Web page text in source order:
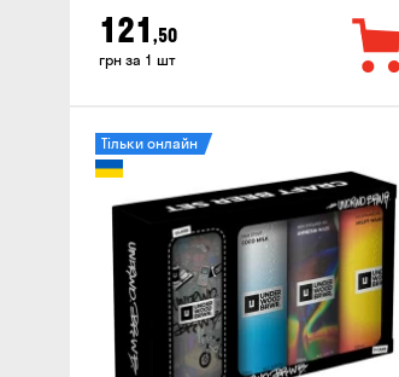
121 ,50
грн за 1 шт
Тільки онлайн